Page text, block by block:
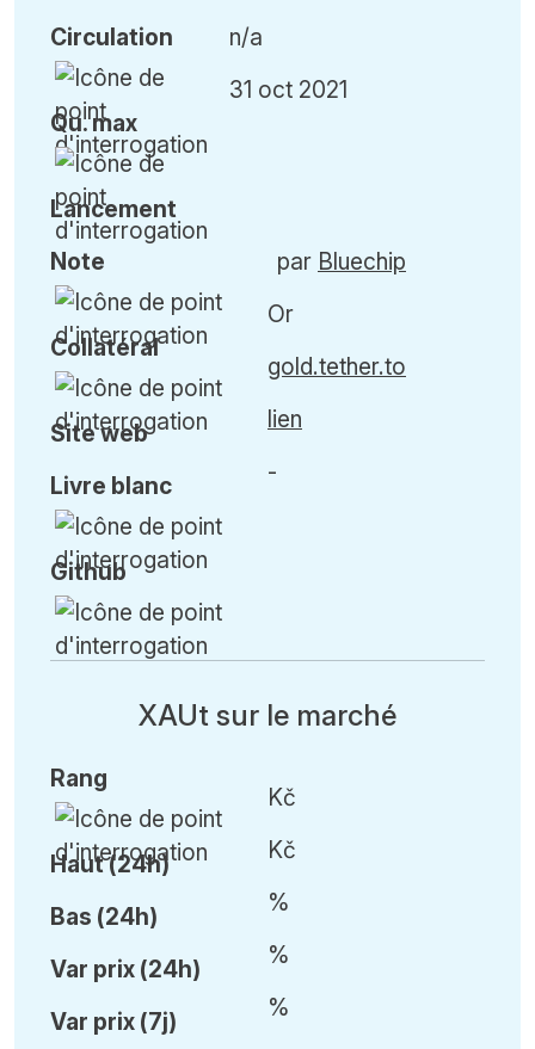
Circulation
Qu.max
Lancement
n/a
31 oct 2021
Note
Collatéral
Site web
Livre blanc
Github
par Bluechip
Or
gold.tether.to
lien
-
XAUt sur le marché
Rang
Haut (24h)
Bas (24h)
Var prix (24h)
Var prix (7j)
Kč
Kč
%
%
%